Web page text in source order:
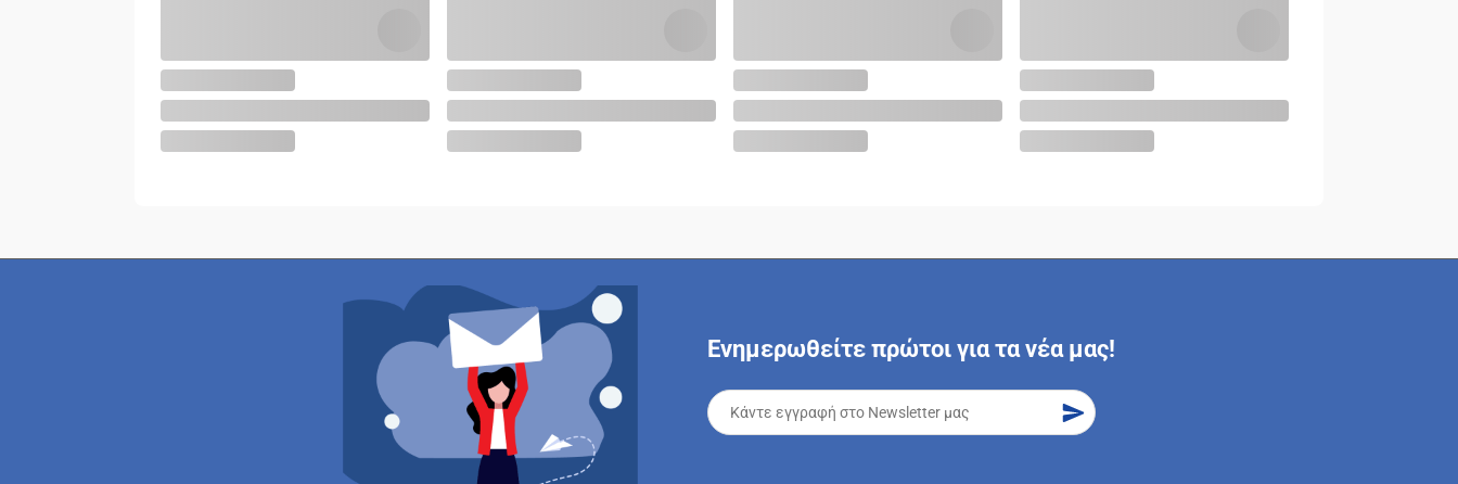
Ενημερωθείτε πρώτοι για τα νέα μας!